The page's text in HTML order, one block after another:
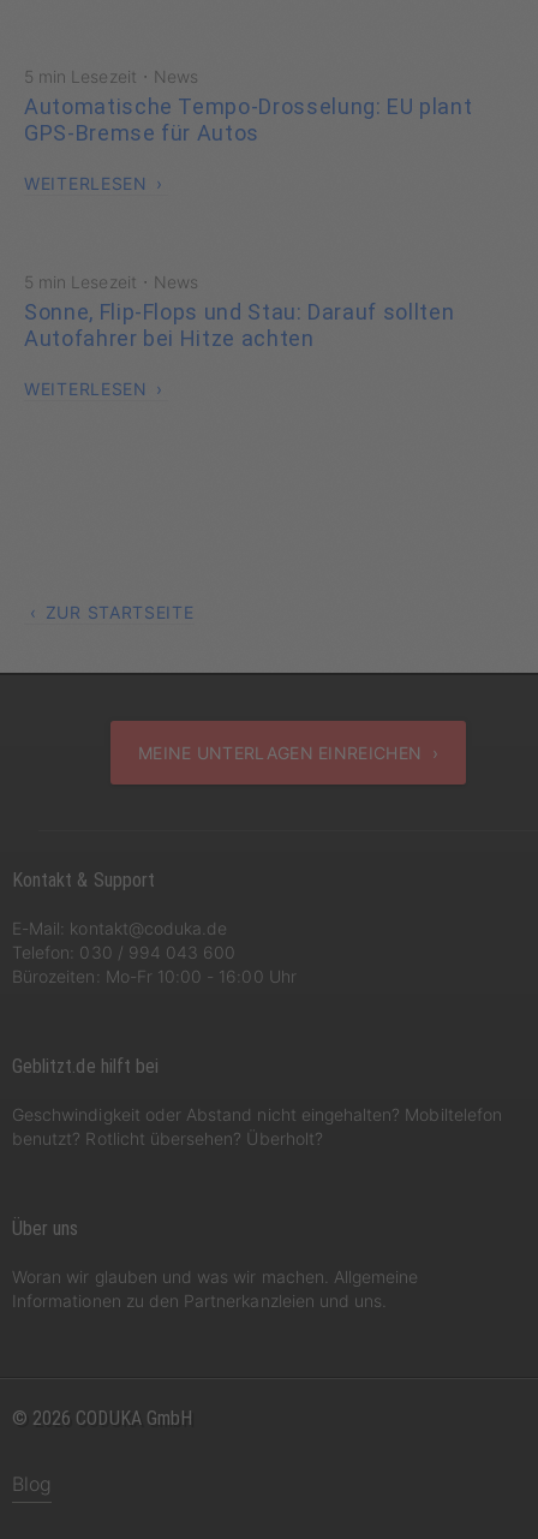
5 min Lesezeit · News
Automatische Tempo-Drosselung: EU plant
GPS-Bremse für Autos
WEITERLESEN
5 min Lesezeit · News
Sonne, Flip-Flops und Stau: Darauf sollten
Autofahrer bei Hitze achten
WEITERLESEN
ZUR STARTSEITE
MEINE UNTERLAGEN EINREICHEN ›
Kontakt & Support
E-Mail: kontakt@coduka.de
Telefon: 030 / 994 043 600
Bürozeiten: Mo-Fr 10:00 - 16:00 Uhr
Geblitzt.de hilft bei
Geschwindigkeit oder Abstand nicht eingehalten? Mobiltelefon
benutzt? Rotlicht übersehen? Überholt?
Über uns
Woran wir glauben und was wir machen. Allgemeine
Informationen zu den Partnerkanzleien und uns.
© 2026 CODUKA GmbH
Blog